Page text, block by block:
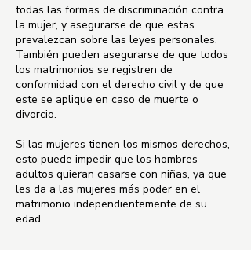
todas las formas de discriminación contra
la mujer, y asegurarse de que estas
prevalezcan sobre las leyes personales.
También pueden asegurarse de que todos
los matrimonios se registren de
conformidad con el derecho civil y de que
este se aplique en caso de muerte o
divorcio.
Si las mujeres tienen los mismos derechos,
esto puede impedir que los hombres
adultos quieran casarse con niñas, ya que
les da a las mujeres más poder en el
matrimonio independientemente de su
edad.